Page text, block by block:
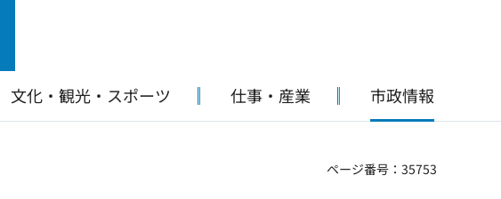
文化・観光・スポーツ 仕事・産業 市政情報
ページ番号：35753